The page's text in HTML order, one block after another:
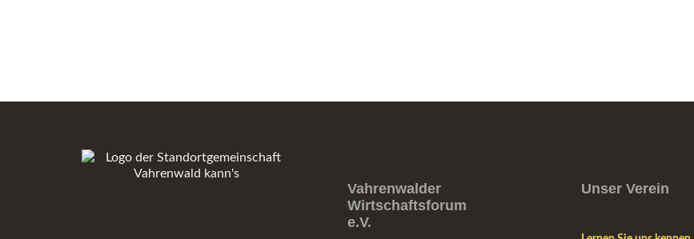
Vahrenwalder
Wirtschaftsforum
e.V.
Unser Verein